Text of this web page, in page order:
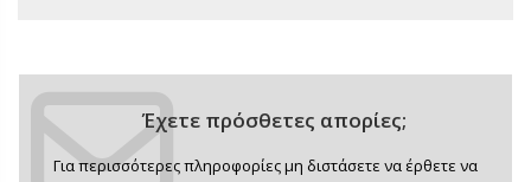
Έχετε πρόσθετες απορίες;
Για περισσότερες πληροφορίες μη διστάσετε να έρθετε να